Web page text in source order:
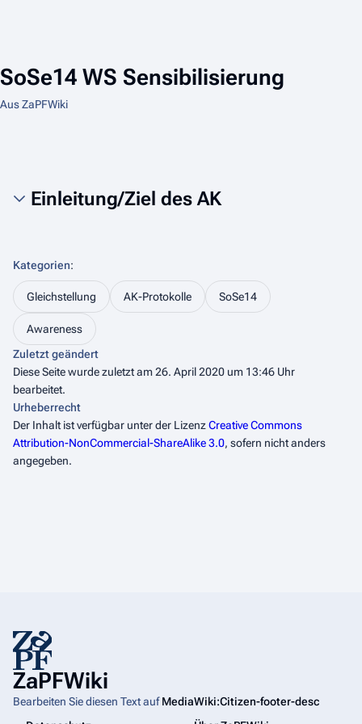
SoSe14 WS Sensibilisierung
Aus ZaPFWiki
Einleitung/Ziel des AK
Kategorien:
Gleichstellung AK-Protokolle SoSe14
Awareness
Zuletzt geändert
Diese Seite wurde zuletzt am 26. April 2020 um 13:46 Uhr
bearbeitet.
Urheberrecht
Der Inhalt ist verfügbar unter der LizenzCreative Commons
Attribution-NonCommercial-ShareAlike 3.0, sofern nicht anders
angegeben.
ZaPFWiki
Bearbeiten Sie diesen Text aufMediaWiki:Citizen-footer-desc